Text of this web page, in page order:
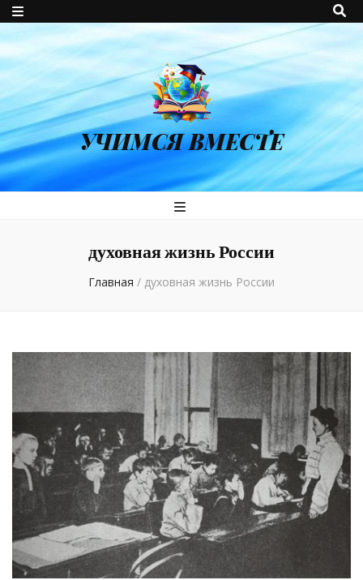
УЧИМСЯ ВМЕСТЕ
духовная жизнь России
Главная / духовная жизнь России